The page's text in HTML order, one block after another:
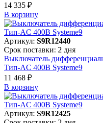
14 335 ₽
В корзинy
Артикул: S9R12440
Срок поставки: 2 дня
Выключатель
Тип-AC 400В Systeme9
11 468 ₽
В корзинy
Артикул: S9R12425